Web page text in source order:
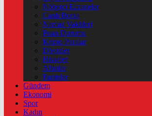
Nöbetçi Eczaneler
Canlı Borsa
Namaz Vakitleri
Puan Durumu
Kripto Paralar
Dövizler
Hisseler
Altınlar
Pariteler
Gündem
Ekonomi
Spor
Kadın